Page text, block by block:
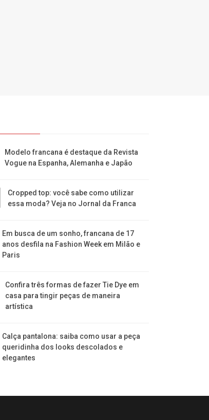
Modelo francana é destaque da Revista
Vogue na Espanha, Alemanha e Japão
Cropped top: você sabe como utilizar
essa moda? Veja no Jornal da Franca
Em busca de um sonho, francana de 17
anos desfila na Fashion Week em Milão e
Paris
Confira três formas de fazer Tie Dye em
casa para tingir peças de maneira
artística
Calça pantalona: saiba como usar a peça
queridinha dos looks descolados e
elegantes